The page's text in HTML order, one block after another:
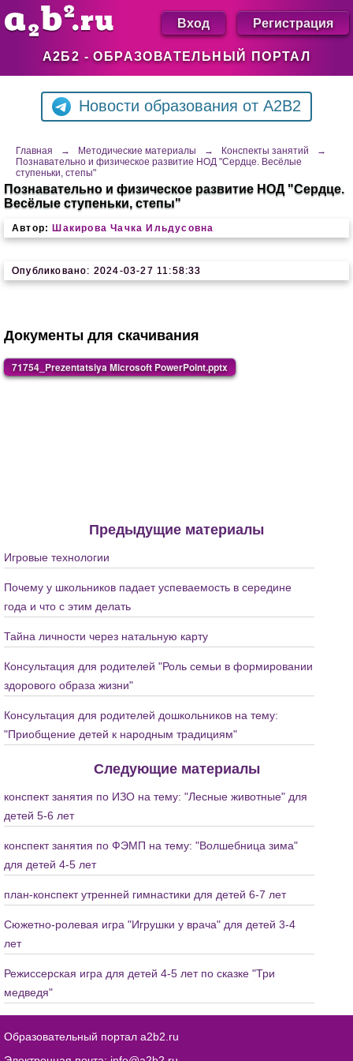
А2Б2 - ОБРАЗОВАТЕЛЬНЫЙ ПОРТАЛ
Вход Регистрация
Новости образования от A2B2
Главная → Методические материалы → Конспекты занятий
→
Познавательно и физическое развитие НОД "Сердце. Весёлые
ступеньки, степы"
Познавательно и физическое развитие НОД "Сердце.
Весёлые ступеньки, степы"
Автор: Шакирова Чачка Ильдусовна
Опубликовано: 2024-03-27 11:58:33
Документы для скачивания
71754_Prezentatsiya Microsoft PowerPoint.pptx
Предыдущие материалы
Игровые технологии
Почему у школьников падает успеваемость в середине
года и что с этим делать
Тайна личности через натальную карту
Консультация для родителей "Роль семьи в формировании
здорового образа жизни"
Консультация для родителей дошкольников на тему:
"Приобщение детей к народным традициям"
Следующие материалы
конспект занятия по ИЗО на тему: "Лесные животные" для
детей 5-6 лет
конспект занятия по ФЭМП на тему: "Волшебница зима"
для детей 4-5 лет
план-конспект утренней гимнастики для детей 6-7 лет
Сюжетно-ролевая игра "Игрушки у врача" для детей 3-4
лет
Режиссерская игра для детей 4-5 лет по сказке "Три
медведя"
Образовательный портал a2b2.ru